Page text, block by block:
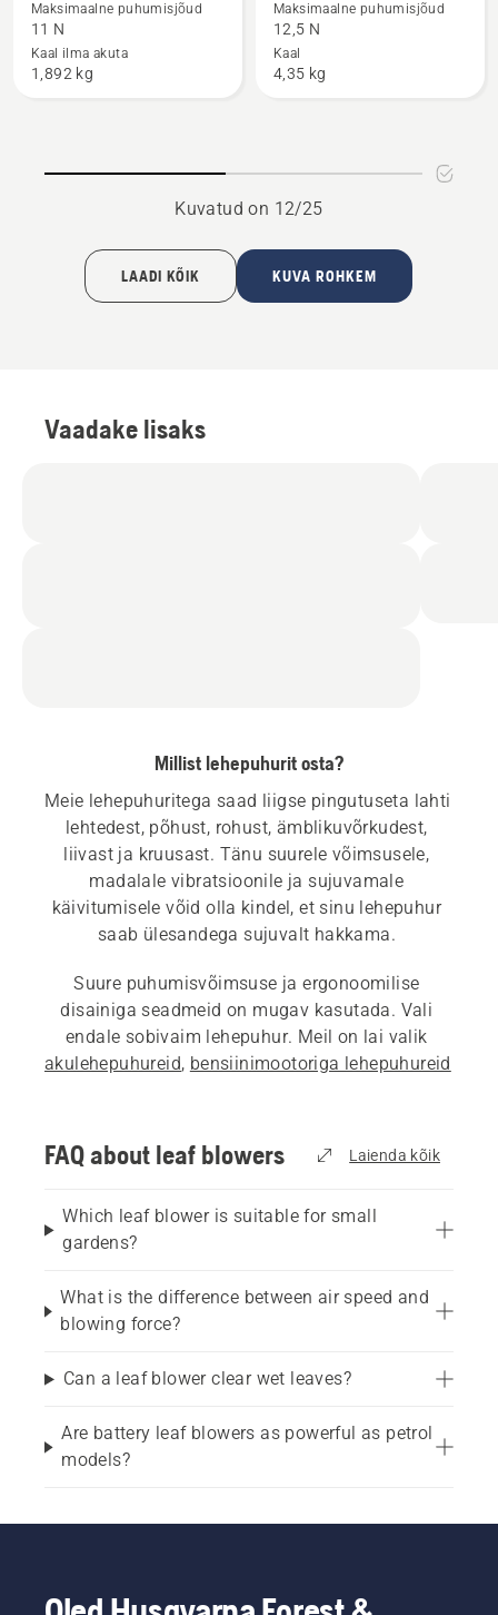
toote
122iB
kohta
Maksimaalne puhumisjõud
11 N
Kaal ilma akuta
1,892 kg
toote
125BVX
kohta
Maksimaalne puhumisjõud
12,5 N
Kaal
4,35 kg
Kuvatud on 12/25
LAADI KÕIK KUVA ROHKEM
Vaadake lisaks
Millist lehepuhurit osta?
Meie lehepuhuritega saad liigse pingutuseta lahti
lehtedest, põhust, rohust, ämblikuvõrkudest,
liivast ja kruusast. Tänu suurele võimsusele,
madalale vibratsioonile ja sujuvamale
käivitumisele võid olla kindel, et sinu lehepuhur
Suure puhumisvõimsuse ja ergonoomilise
disainiga seadmeid on mugav kasutada. Vali
akulehepuhureid, bensiinimootoriga lehepuhureid
ostujuhend aitab sul leida oma vajadustele
parima lahenduse.
FAQ about leaf blowers Laienda kõik
Which leaf blower is suitable for small
gardens?
What is the difference between air speed and
blowing force?
Can a leaf blower clear wet leaves?
Are battery leaf blowers as powerful as petrol
models?